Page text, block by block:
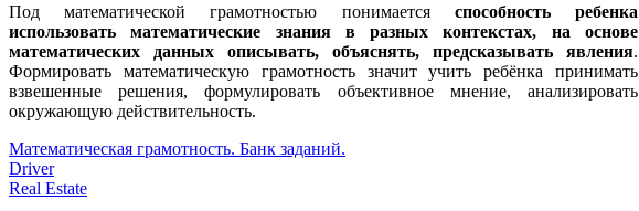
Под математической грамотностью понимается способность ребенка
использовать математические знания в разных контекстах, на основе
математических данных описывать, объяснять, предсказывать явления.
Формировать математическую грамотность значит учить ребёнка принимать
взвешенные решения, формулировать объективное мнение, анализировать
окружающую действительность.
Математическая грамотность. Банк заданий.
Driver
Real Estate